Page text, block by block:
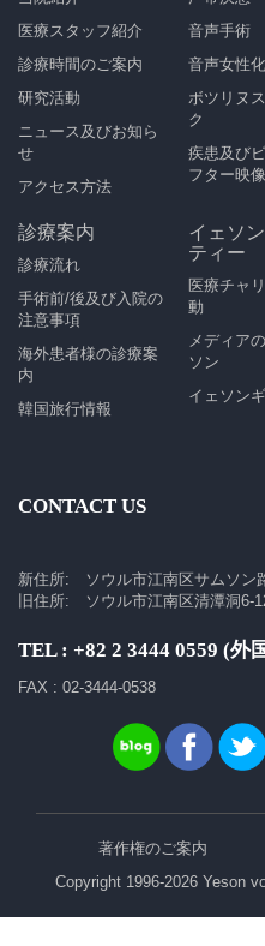
医療スタッフ紹介
診療時間のご案内
研究活動
ニュース及びお知ら
せ
アクセス方法
音声手術
音声女性
ボツリヌ
ク
疾患及び
フター映像
診療案内
診療流れ
手術前/後及び入院の
注意事項
海外患者様の診療案
内
韓国旅行情報
イェソ
ティー
医療チャ
動
メディア
ソン
イェソン
CONTACT US
新住所: ソウル市江南区サムソン
旧住所: ソウル市江南区清潭洞6-
TEL : +82 2 3444 0559 (外
FAX : 02-3444-0538
著作権のご案内
Copyright 1996-2026 Yeson